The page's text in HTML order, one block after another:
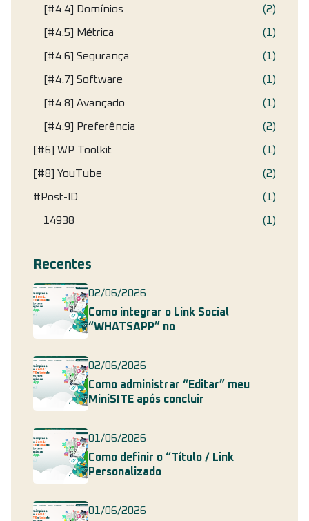
[#4.4] Domínios (2)
[#4.5] Métrica (1)
[#4.6] Segurança (1)
[#4.7] Software (1)
[#4.8] Avançado (1)
[#4.9] Preferência (2)
[#6] WP Toolkit (1)
[#8] YouTube (2)
#Post-ID (1)
14938 (1)
Recentes
02/06/2026
Como integrar o Link Social
“WHATSAPP” no
02/06/2026
Como administrar “Editar” meu
MiniSITE após concluir
01/06/2026
Como definir o “Título / Link
Personalizado
01/06/2026